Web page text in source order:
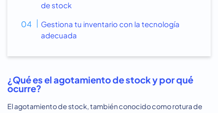
de stock
Gestiona tu inventario con la tecnología
adecuada
¿Qué es el agotamiento de stock y por qué
ocurre?
El agotamiento de stock, también conocido como rotura de